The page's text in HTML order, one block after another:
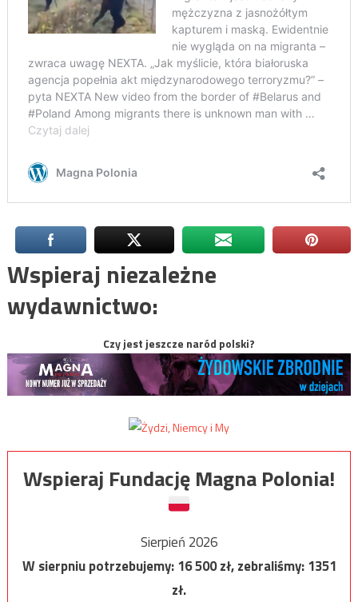
Wspieraj niezależne
wydawnictwo:
Czy jest jeszcze naród polski?
Wspieraj Fundację Magna Polonia!
Sierpień 2026
W sierpniu potrzebujemy:16 500zł, zebraliśmy:1351
zł.